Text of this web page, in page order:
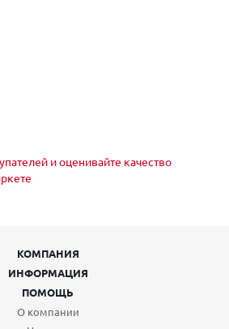
10:00-18:00
В.О. пр-кт,18, лит. А (заезд с 6-й
Новаторов, 98
ул, 23
КОМПАНИЯ
ИНФОРМАЦИЯ
ПОМОЩЬ
О компании